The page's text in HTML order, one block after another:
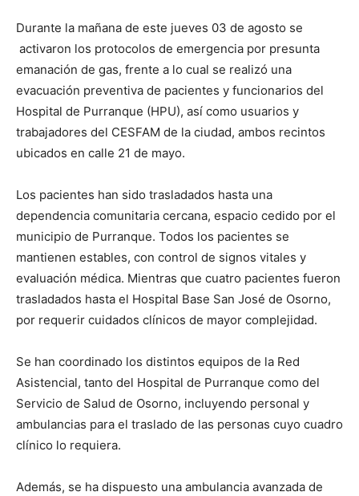
Durante la mañana de este jueves 03 de agosto se
activaron los protocolos de emergencia por presunta
emanación de gas, frente a lo cual se realizó una
evacuación preventiva de pacientes y funcionarios del
Hospital de Purranque (HPU), así como usuarios y
trabajadores del CESFAM de la ciudad, ambos recintos
ubicados en calle 21 de mayo.
Los pacientes han sido trasladados hasta una
dependencia comunitaria cercana, espacio cedido por el
municipio de Purranque. Todos los pacientes se
mantienen estables, con control de signos vitales y
evaluación médica. Mientras que cuatro pacientes fueron
trasladados hasta el Hospital Base San José de Osorno,
por requerir cuidados clínicos de mayor complejidad.
Se han coordinado los distintos equipos de la Red
Asistencial, tanto del Hospital de Purranque como del
Servicio de Salud de Osorno, incluyendo personal y
ambulancias para el traslado de las personas cuyo cuadro
clínico lo requiera.
Además, se ha dispuesto una ambulancia avanzada de